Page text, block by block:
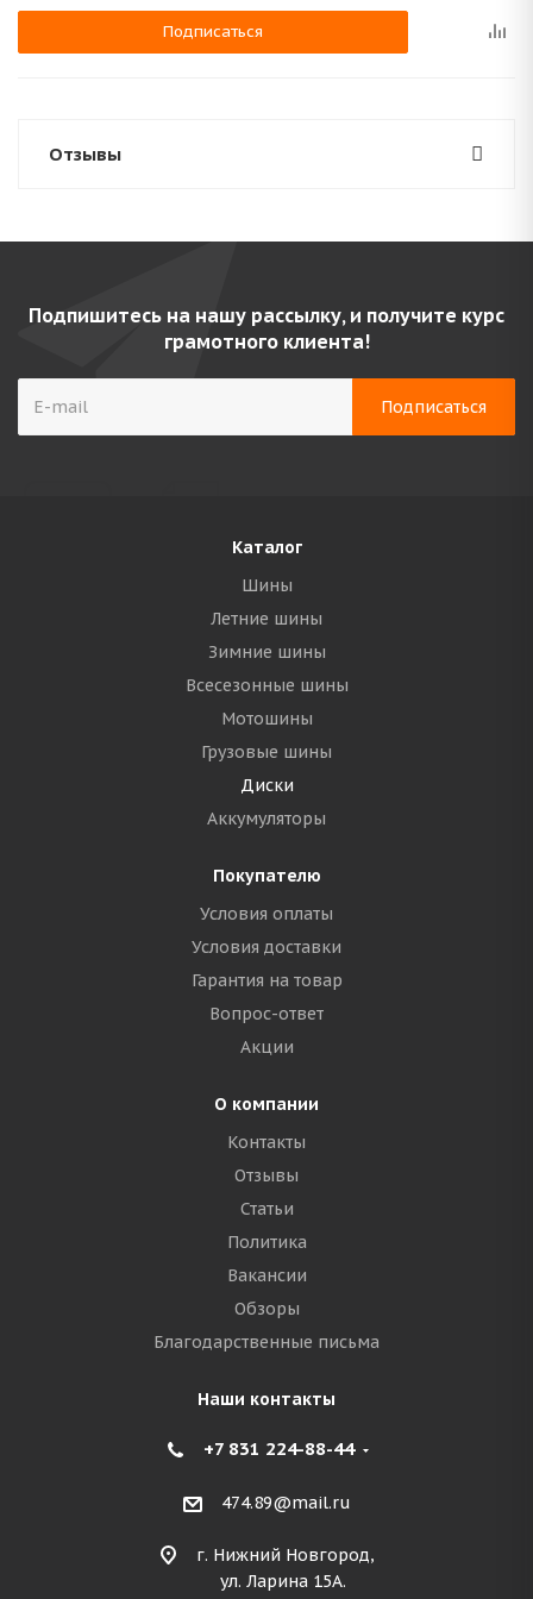
Подписаться
Отзывы
Подпишитесь на нашу рассылку, и получите курс
грамотного клиента!
Каталог
Шины
Летние шины
Зимние шины
Всесезонные шины
Мотошины
Грузовые шины
Диски
Аккумуляторы
Покупателю
Условия оплаты
Условия доставки
Гарантия на товар
Вопрос-ответ
Акции
О компании
Контакты
Отзывы
Статьи
Политика
Вакансии
Обзоры
Благодарственные письма
Наши контакты
+7 831 224-88-44
474.89@mail.ru
г. Нижний Новгород,
ул. Ларина 15А.